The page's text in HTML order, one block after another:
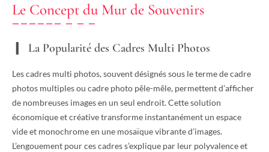
Le Concept du Mur de Souvenirs
La Popularité des Cadres Multi Photos
Les cadres multi photos, souvent désignés sous le terme de cadre
photos multiples ou cadre photo pêle-mêle, permettent d’afficher
de nombreuses images en un seul endroit. Cette solution
économique et créative transforme instantanément un espace
vide et monochrome en une mosaïque vibrante d’images.
L’engouement pour ces cadres s’explique par leur polyvalence et